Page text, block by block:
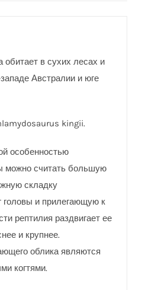
в сухих лесах и
Австралии и юге
kingii.
особенностью
можно считать большую
складку
головы и прилегающую к
рептилия раздвигает ее
и крупнее.
облика являются
когтями.